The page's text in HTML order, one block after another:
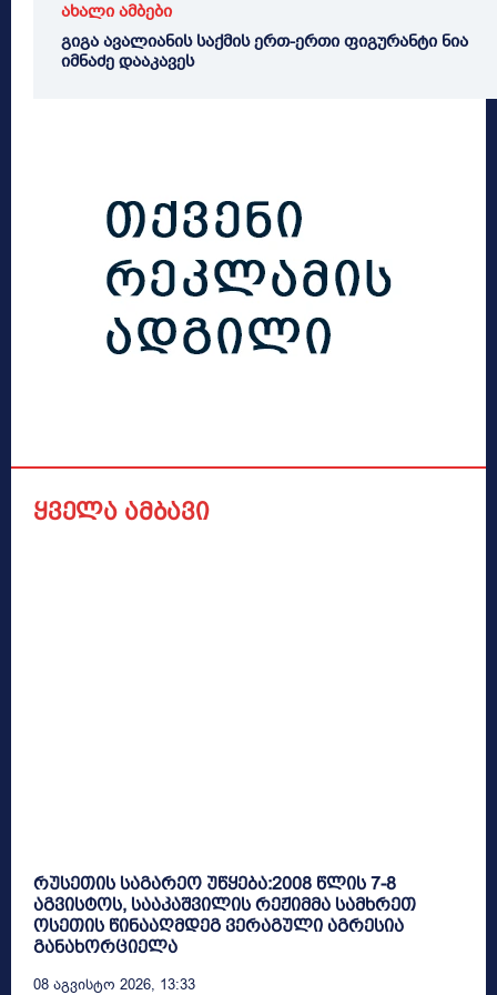
ახალი ამბები
გიგა ავალიანის საქმის ერთ-ერთი ფიგურანტი ნია
იმნაძე დააკავეს
ყველა ამბავი
რუსეთის საგარეო უწყება:2008 წლის 7-8
აგვისტოს, სააკაშვილის რეჟიმმა სამხრეთ
ოსეთის წინააღმდეგ ვერაგული აგრესია
განახორციელა
08 Აგვისტო 2026, 13:33